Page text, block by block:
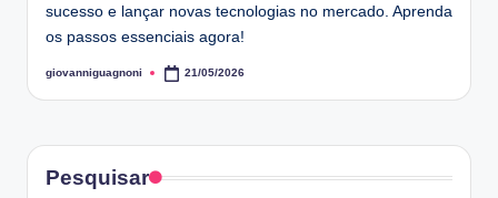
sucesso e lançar novas tecnologias no mercado. Aprenda
os passos essenciais agora!
Posted
giovanniguagnoni 21/05/2026
Pesquisar